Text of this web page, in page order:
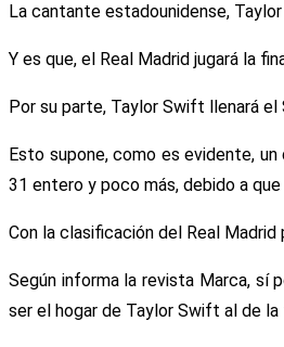
La cantante estadounidense,
Y es que, el Real Madrid jugará la
Por su parte, Taylor Swift llenará
Esto supone, como es evidente,
31 entero y poco más, debido a
Con la clasificación del Real Madrid
Según informa la revista Marca, sí
ser el hogar de Taylor Swift al de la